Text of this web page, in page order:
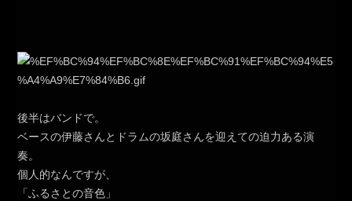
後半はバンドで。
ベースの伊藤さんとドラムの坂庭さんを迎えての迫力ある演
奏。
個人的なんですが、
「ふるさとの音色」